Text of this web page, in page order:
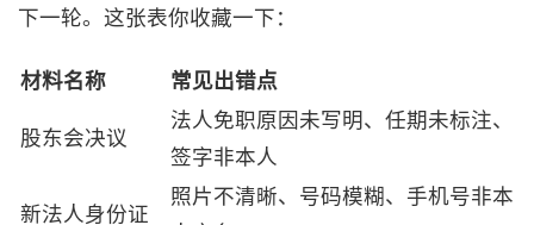
下一轮。这张表你收藏一下：
材料名称
常见出错点
股东会决议
法人免职原因未写明、任期未标注、
签字非本人
新法人身份证
照片不清晰、号码模糊、手机号非本